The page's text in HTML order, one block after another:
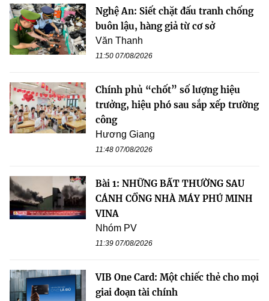
Nghệ An: Siết chặt đấu tranh chống
buôn lậu, hàng giả từ cơ sở
Văn Thanh
11:50 07/08/2026
Chính phủ “chốt” số lượng hiệu
trưởng, hiệu phó sau sắp xếp trường
công
Hương Giang
11:48 07/08/2026
Bài 1: NHỮNG BẤT THƯỜNG SAU
CÁNH CỔNG NHÀ MÁY PHÚ MINH
VINA
Nhóm PV
11:39 07/08/2026
VIB One Card: Một chiếc thẻ cho mọi
giai đoạn tài chính